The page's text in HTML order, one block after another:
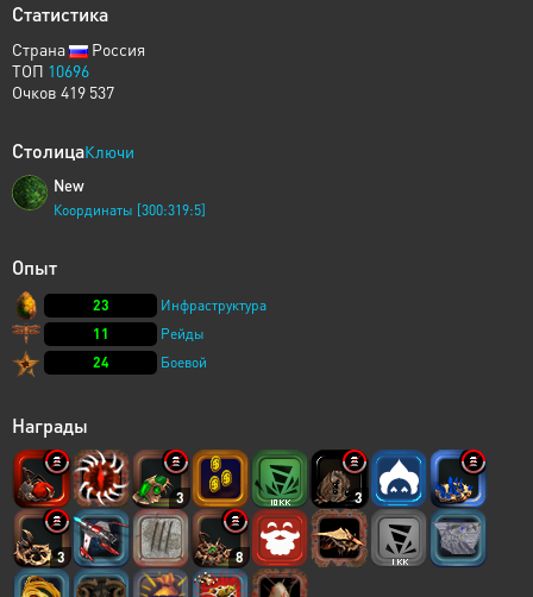
Статистика
Страна
Россия
ТОП 10696
Очков 419 537
СтолицаКлючи
New
Координаты [300:319:5]
Опыт
23
Инфраструктура
11
Рейды
24
Боевой
Награды
3 3
3 8